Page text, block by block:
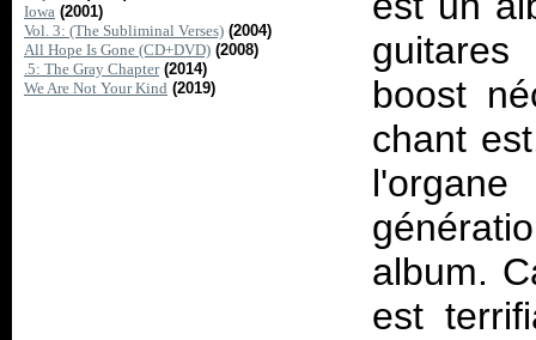
Iowa (2001)
Vol. 3: (The Subliminal Verses) (2004)
All Hope Is Gone (CD+DVD) (2008)
.5: The Gray Chapter (2014)
We Are Not Your Kind (2019)
guitares
boost
chant
album.
est